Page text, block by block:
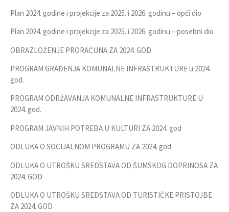
Plan 2024. godine i projekcije za 2025. i 2026. godinu – opći dio
Plan 2024. godine i projekcije za 2025. i 2026. godinu – posebni dio
OBRAZLOŽENJE PRORAČUNA ZA 2024. GOD
PROGRAM GRAĐENJA KOMUNALNE INFRASTRUKTURE u 2024.
god.
PROGRAM ODRŽAVANJA KOMUNALNE INFRASTRUKTURE U
2024. god.
PROGRAM JAVNIH POTREBA U KULTURI ZA 2024. god
ODLUKA O SOCIJALNOM PROGRAMU ZA 2024. god
ODLUKA O UTROŠKU SREDSTAVA OD ŠUMSKOG DOPRINOSA ZA
2024. GOD
ODLUKA O UTROŠKU SREDSTAVA OD TURISTIČKE PRISTOJBE
ZA 2024. GOD